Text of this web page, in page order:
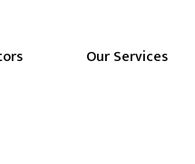
Our Services